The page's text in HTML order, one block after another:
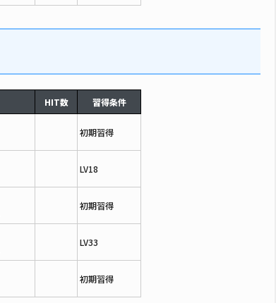
HIT数 習得条件
初期習得
LV18
初期習得
LV33
初期習得